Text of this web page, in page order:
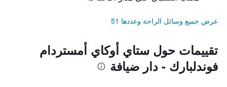
عرض جميع وسائل الراحة وعددها 51
تقييمات حول ستاي أوكاي أمستردام
فوندلبارك - دار ضيافة